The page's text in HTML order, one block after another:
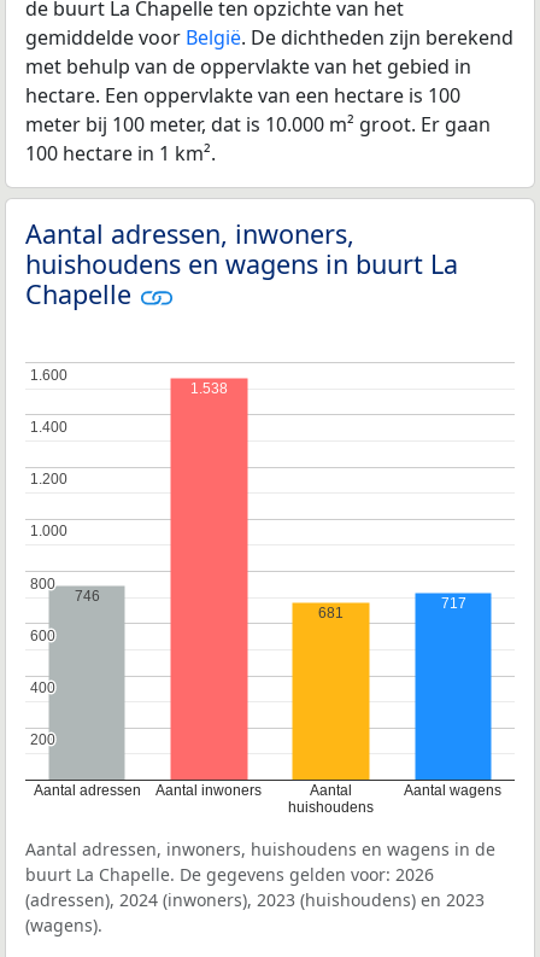
de buurt La Chapelle ten opzichte van het
gemiddelde voor België. De dichtheden zijn berekend
met behulp van de oppervlakte van het gebied in
hectare. Een oppervlakte van een hectare is 100
meter bij 100 meter, dat is 10.000 m² groot. Er gaan
100 hectare in 1 km².
Aantal adressen, inwoners,
huishoudens en wagens in buurt La
Chapelle
Aantal adressen Aantal inwoners
Aantal
huishoudens
Aantal wagens
200
200
400
400
600
600
800
800
1.000
1.000
1.200
1.200
1.400
1.400
1.600
1.600
746
1.538
681
717
Aantal adressen, inwoners, huishoudens en wagens in de
buurt La Chapelle. De gegevens gelden voor: 2026
(adressen), 2024 (inwoners), 2023 (huishoudens) en 2023
(wagens).